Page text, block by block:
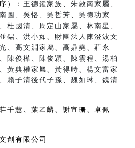
） ： 王德鍾家族、朱啟南家屬、
圖、吳恪、吳哲芳、吳德功家
杜國清、周定山家屬、林南星、
錫、洪小如、財團法人陳澄波文
、高文淵家屬、高鼎堯、莊永
陳俊樺、陳俊穎、陳雲程、湯柏
黃典權家屬、黃得時、楊文富家
賴子清後代子孫、魏如琳、魏清
千慧、葉乙麟、謝宜珊、卓佩
創有限公司